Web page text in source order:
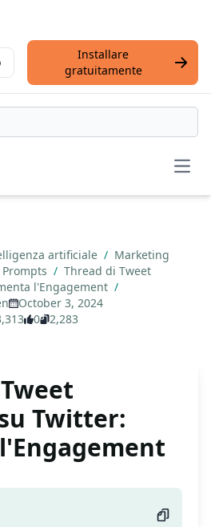
Installare
gratuitamente
artificiale / Marketing
/ Thread di Tweet
l'Engagement /
October 3, 2024
0 2,283
Twitter: